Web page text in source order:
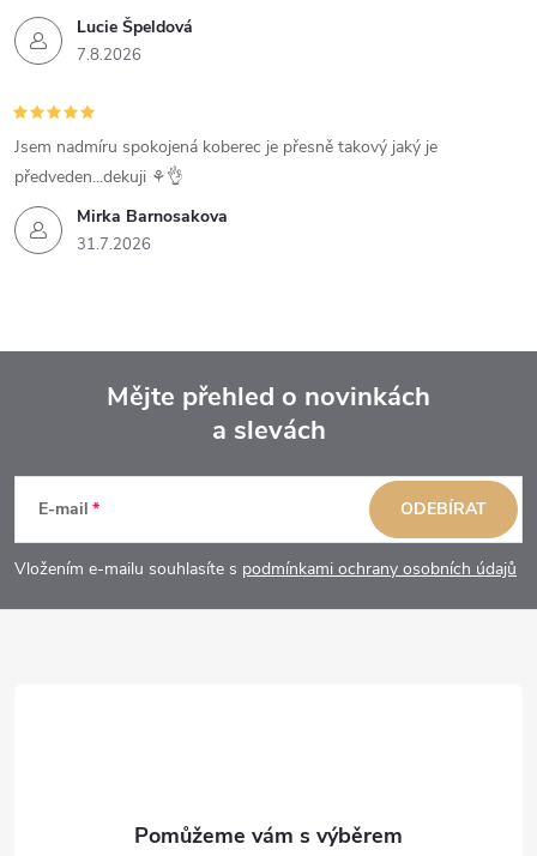
Lucie Špeldová
7.8.2026
Mirka Barnosakova
31.7.2026
Jsem nadmíru spokojená koberec je přesně takový jaký je
předveden...dekuji ⚘️👌
p
a
Mějte přehled o novinkách
a slevách
E-mail
Vložením e-mailu souhlasíte s podmínkami ochrany osobních údajů
ODEBÍRAT